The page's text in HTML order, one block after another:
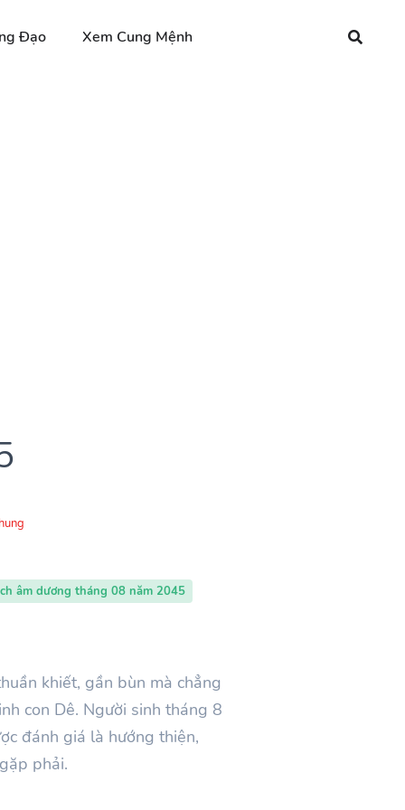
Đạo Xem Cung Mệnh
âm dương tháng 08 năm 2045
khiết, gần bùn mà chẳng
con Dê. Người sinh tháng 8
đánh giá là hướng thiện,
phải.